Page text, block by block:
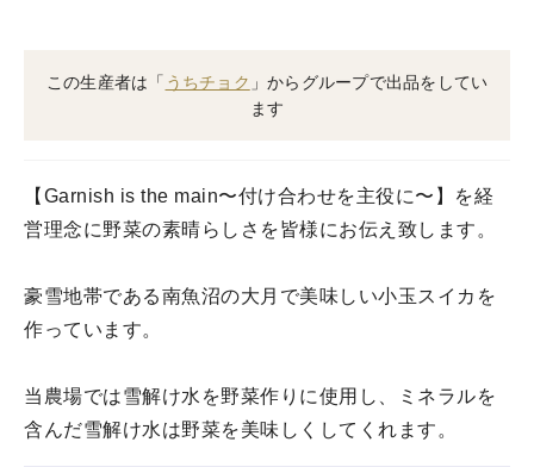
この生産者は「 うちチョク 」からグループで出品をしてい
ます
【Garnish is the main〜付け合わせを主役に〜】を経
営理念に野菜の素晴らしさを皆様にお伝え致します。
豪雪地帯である南魚沼の大月で美味しい小玉スイカを
作っています。
当農場では雪解け水を野菜作りに使用し、ミネラルを
含んだ雪解け水は野菜を美味しくしてくれます。